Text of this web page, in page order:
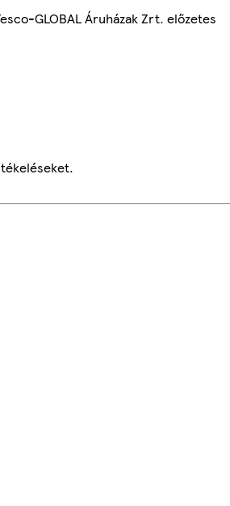
GLOBAL Áruházak Zrt. előzetes